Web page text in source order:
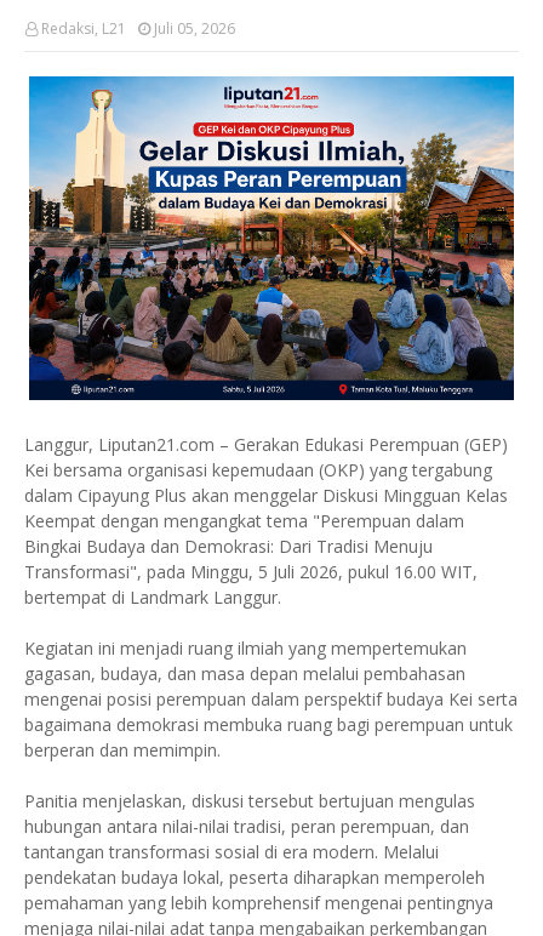
Redaksi, L21 Juli 05, 2026
Langgur, Liputan21.com – Gerakan Edukasi Perempuan (GEP)
Kei bersama organisasi kepemudaan (OKP) yang tergabung
dalam Cipayung Plus akan menggelar Diskusi Mingguan Kelas
Keempat dengan mengangkat tema "Perempuan dalam
Bingkai Budaya dan Demokrasi: Dari Tradisi Menuju
Transformasi", pada Minggu, 5 Juli 2026, pukul 16.00 WIT,
bertempat di Landmark Langgur.
Kegiatan ini menjadi ruang ilmiah yang mempertemukan
gagasan, budaya, dan masa depan melalui pembahasan
mengenai posisi perempuan dalam perspektif budaya Kei serta
bagaimana demokrasi membuka ruang bagi perempuan untuk
berperan dan memimpin.
Panitia menjelaskan, diskusi tersebut bertujuan mengulas
hubungan antara nilai-nilai tradisi, peran perempuan, dan
tantangan transformasi sosial di era modern. Melalui
pendekatan budaya lokal, peserta diharapkan memperoleh
pemahaman yang lebih komprehensif mengenai pentingnya
menjaga nilai-nilai adat tanpa mengabaikan perkembangan